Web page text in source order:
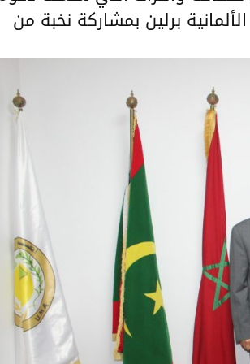
يوم 15 نوفمبر 2024 بالعاصمة الألمانية برلين بمشاركة نخبة من